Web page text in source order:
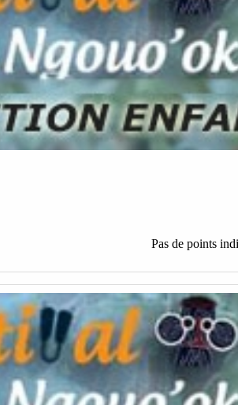
Pas de points